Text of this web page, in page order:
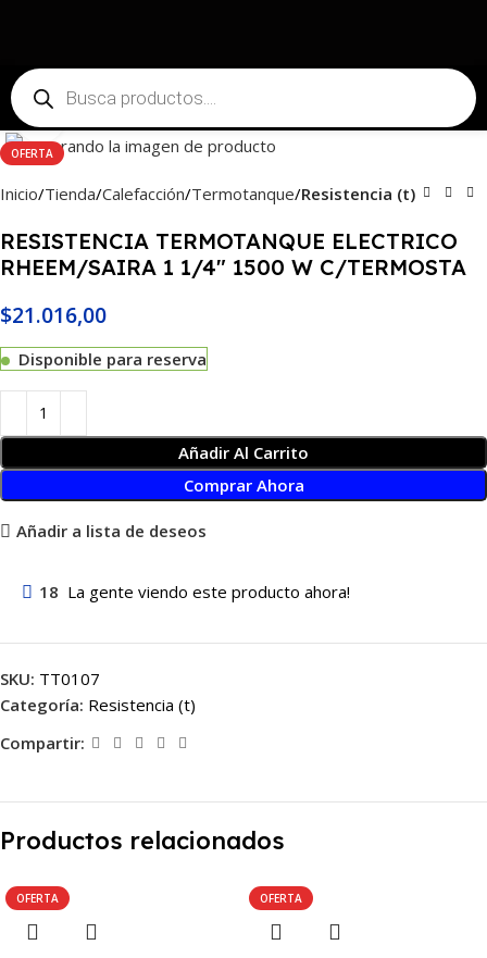
OFERTA
Inicio Tienda Calefacción Termotanque Resistencia (t)
RESISTENCIA TERMOTANQUE ELECTRICO
RHEEM/SAIRA 1 1/4″ 1500 W C/TERMOSTA
$21.016,00
Disponible para reserva
Añadir Al Carrito
Comprar Ahora
Añadir a lista de deseos
18 La gente viendo este producto ahora!
SKU: TT0107
Categoría: Resistencia (t)
Compartir:
Productos relacionados
OFERTA OFERTA